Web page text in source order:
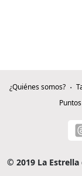
¿Quiénes somos?
© 2019 La Estrella